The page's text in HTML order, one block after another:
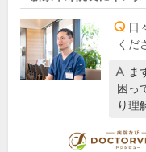
日
くだ
ま
困っ
り理